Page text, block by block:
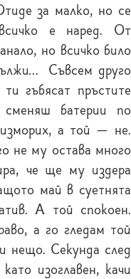
за малко, но се
е наред. От
но всичко било
Съвсем друго
гъбясат пръстите
батерии по
изморих, а той — не.
не му остава много
че ще му издера
май в суетнята
А той спокоен.
а го гледам той
нещо. Секунда след
изоглавен, качи